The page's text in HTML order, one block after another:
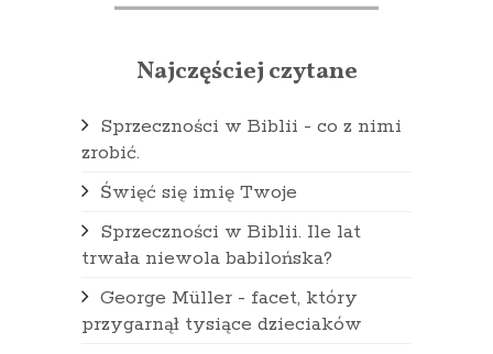
Najczęściej czytane
Sprzeczności w Biblii - co z nimi
zrobić.
Święć się imię Twoje
Sprzeczności w Biblii. Ile lat
trwała niewola babilońska?
George Müller - facet, który
przygarnął tysiące dzieciaków